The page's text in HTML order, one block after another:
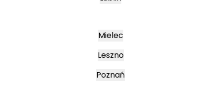
Mielec
Leszno
Poznań